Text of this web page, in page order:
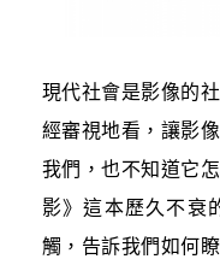
現代社會是影像的
經審視地看，讓影
我們，也不知道它
影》這本歷久不衰
觸，告訴我們如何